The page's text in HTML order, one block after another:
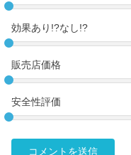
効果あり!?なし!?
販売店価格
安全性評価